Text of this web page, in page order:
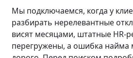
Мы подключаемся, когда у
разбирать нерелевантные
висят месяцами, штатные HR-
перегружены, а ошибка найма